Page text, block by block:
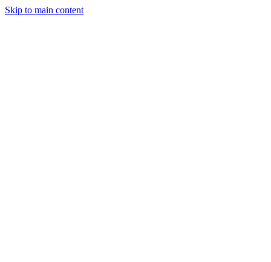
Skip to main content